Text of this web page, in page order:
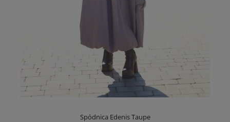
Spódnica Edenis Taupe